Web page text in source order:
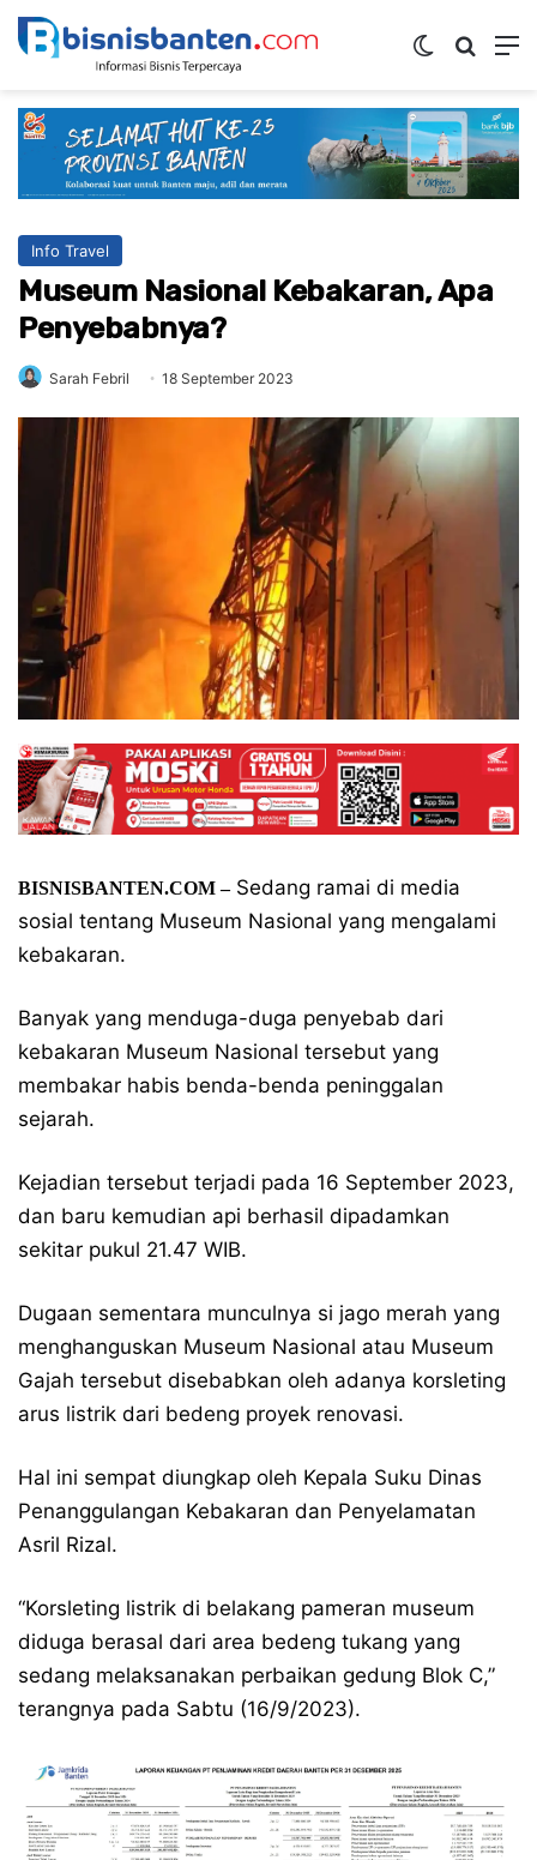
Switch skin
Info Travel
Museum Nasional Kebakaran, Apa
Penyebabnya?
Sarah Febril 18 September 2023
BISNISBANTEN.COM –Sedang ramai di media
sosial tentang Museum Nasional yang mengalami
kebakaran.
Banyak yang menduga-duga penyebab dari
kebakaran Museum Nasional tersebut yang
membakar habis benda-benda peninggalan
sejarah.
Kejadian tersebut terjadi pada 16 September 2023,
dan baru kemudian api berhasil dipadamkan
sekitar pukul 21.47 WIB.
Dugaan sementara munculnya si jago merah yang
menghanguskan Museum Nasional atau Museum
Gajah tersebut disebabkan oleh adanya korsleting
arus listrik dari bedeng proyek renovasi.
Hal ini sempat diungkap oleh Kepala Suku Dinas
Penanggulangan Kebakaran dan Penyelamatan
Asril Rizal.
“Korsleting listrik di belakang pameran museum
diduga berasal dari area bedeng tukang yang
sedang melaksanakan perbaikan gedung Blok C,”
terangnya pada Sabtu (16/9/2023).